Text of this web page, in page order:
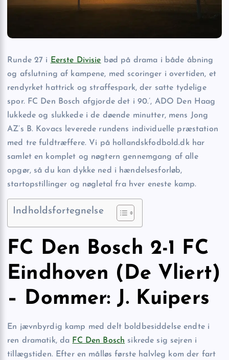
Runde 27 i Eerste Divisie bød på drama i både åbning
og afslutning af kampene, med scoringer i overtiden, et
rendyrket hattrick og straffespark, der satte tydelige
spor. FC Den Bosch afgjorde det i 90.’, ADO Den Haag
lukkede og slukkede i de døende minutter, mens Jong
AZ’s B. Kovacs leverede rundens individuelle præstation
med tre fuldtræffere. Vi på hollandskfodbold.dk har
samlet en komplet og nøgtern gennemgang af alle
opgør, så du kan dykke ned i hændelsesforløb,
startopstillinger og nøgletal fra hver eneste kamp.
Indholdsfortegnelse
FC Den Bosch 2-1 FC
Eindhoven (De Vliert)
– Dommer: J. Kuipers
En jævnbyrdig kamp med delt boldbesiddelse endte i
ren dramatik, da FC Den Bosch sikrede sig sejren i
tillægstiden. Efter en målløs første halvleg kom der fart